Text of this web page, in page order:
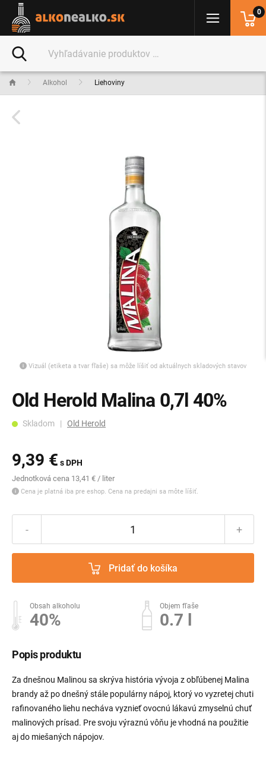
Alkohol Liehoviny
Vizuál (etiketa a tvar fľaše) sa môže líšiť od aktuálnych skladových stavov
Old Herold Malina 0,7l 40%
Skladom | Old Herold
9,39 € s DPH
Jednotková cena 13,41 € / liter
Cena je platná iba pre eshop. Cena na predajni sa môte líšiť.
- +
Pridať do košíka
Obsah alkoholu
40%
Objem fľaše
0.7 l
Popis produktu
Za dnešnou Malinou sa skrýva história vývoja z obľúbenej Malina
brandy až po dnešný stále populárny nápoj, ktorý vo vyzretej chuti
rafinovaného liehu necháva vyznieť ovocnú lákavú zmyselnú chuť
malinových prísad. Pre svoju výraznú vôňu je vhodná na použitie
aj do miešaných nápojov.
0